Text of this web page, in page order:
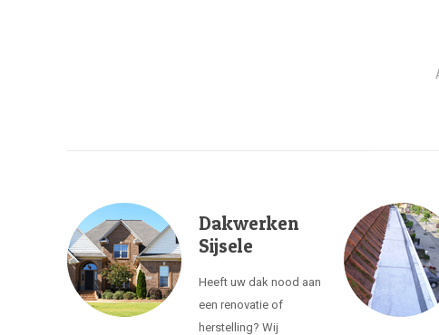
Dakwerken
Sijsele
Heeft uw dak nood aan
een renovatie of
herstelling? Wij